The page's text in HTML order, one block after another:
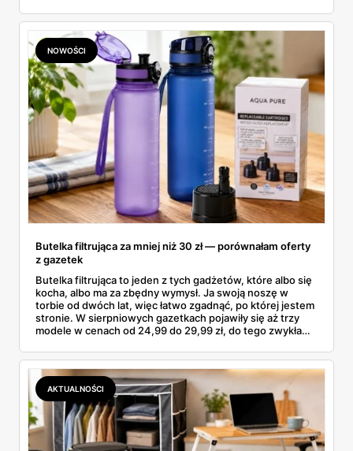
znalazłam, z cenami i terminami.
NOWOŚCI
Butelka filtrująca za mniej niż 30 zł — porównałam oferty
z gazetek
Butelka filtrująca to jeden z tych gadżetów, które albo się
kocha, albo ma za zbędny wymysł. Ja swoją noszę w
torbie od dwóch lat, więc łatwo zgadnąć, po której jestem
stronie. W sierpniowych gazetkach pojawiły się aż trzy
modele w cenach od 24,99 do 29,99 zł, do tego zwykła
wszystkie oferty i policzyłam, kiedy taki zakup faktycznie
się opłaca.
AKTUALNOŚCI